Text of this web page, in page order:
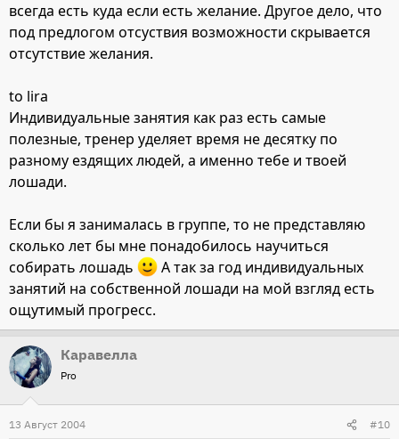
всегда есть куда если есть желание. Другое дело, что
под предлогом отсуствия возможности скрывается
отсутствие желания.
to lira
Индивидуальные занятия как раз есть самые
полезные, тренер уделяет время не десятку по
разному ездящих людей, а именно тебе и твоей
лошади.
Если бы я занималась в группе, то не представляю
сколько лет бы мне понадобилось научиться
собирать лошадь
А так за год индивидуальных
занятий на собственной лошади на мой взгляд есть
ощутимый прогресс.
Каравелла
Pro
13 Август 2004 #10